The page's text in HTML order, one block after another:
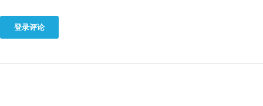
登录评论